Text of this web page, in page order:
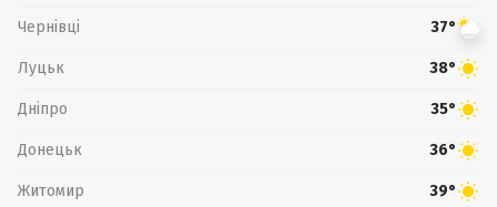
Чернівці 37°
Луцьк 38°
Дніпро 35°
Донецьк 36°
Житомир 39°